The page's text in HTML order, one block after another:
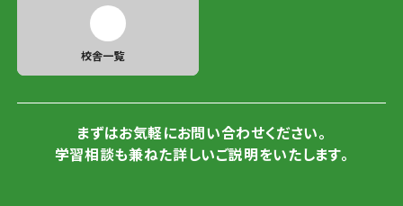
校舎一覧
まずはお気軽にお問い合わせください。
学習相談も兼ねた詳しいご説明をいたします。